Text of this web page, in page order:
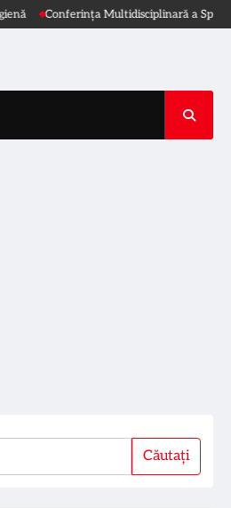
Multidisciplinară a Spitalului ‘Dr.
Căutați